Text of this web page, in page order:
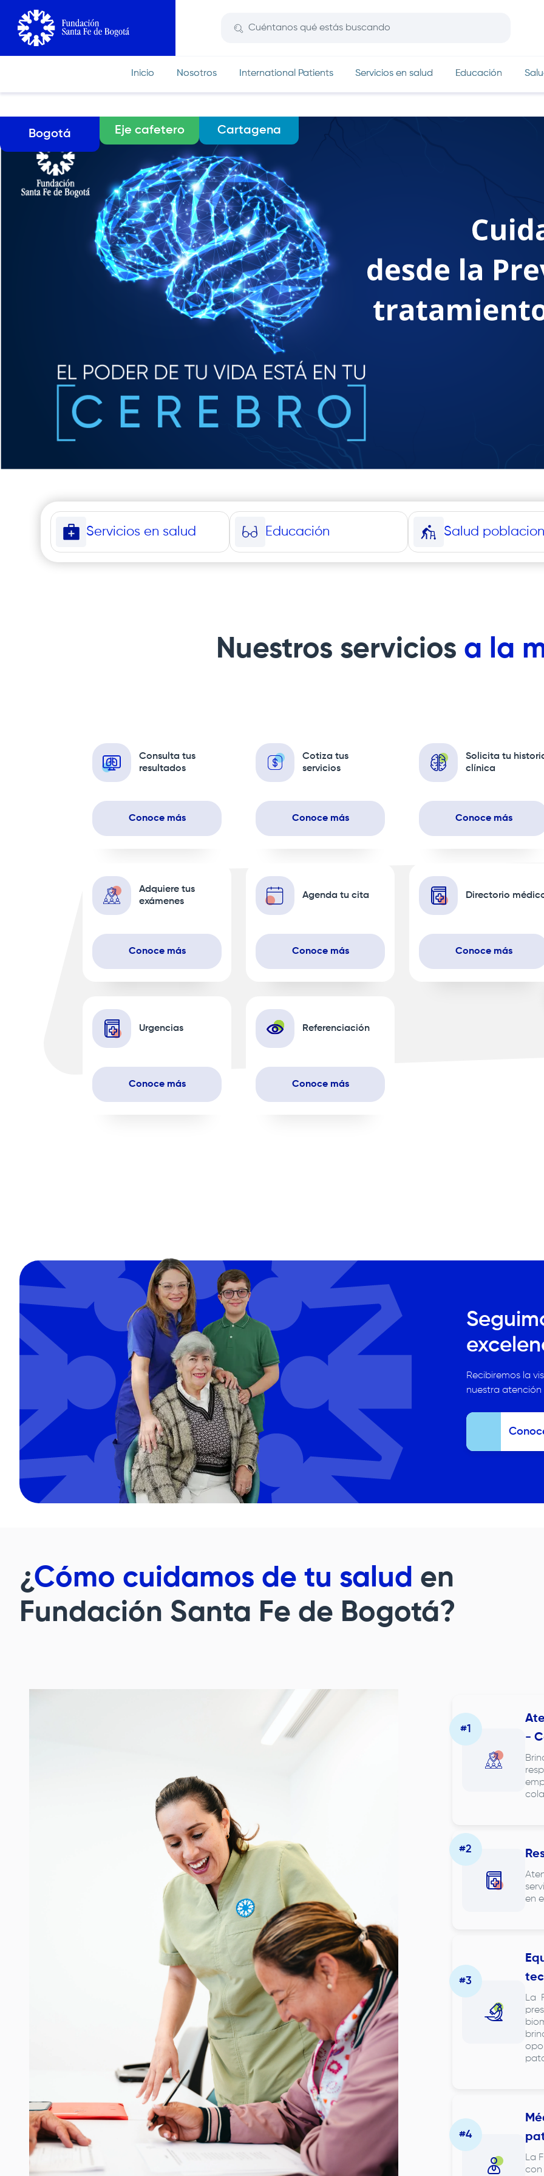
contenido
Inicio Nosotros International Patients Servicios en salud Educación
secciones
regionales
Bogotá Eje cafetero Cartagena
Servicios en salud Educación Salud
Nuestros servicios a la
Consulta tus
resultados
Conoce más
Cotiza tus
servicios
Conoce más
Solicita tu
clínica
Conoce más
Adquiere tus
exámenes
Conoce más
Agenda tu cita
Conoce más
Directorio
Conoce más
Urgencias
Conoce más
Referenciación
Conoce más
Recibiremos la
nuestra
¿Cómo cuidamos de tu salud en
Fundación Santa Fe de Bogotá?
-
en
La
La
con